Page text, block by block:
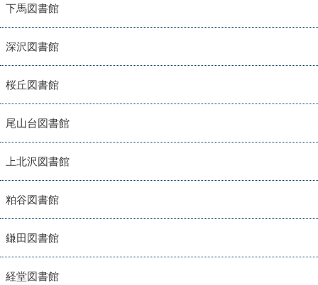
下馬図書館
深沢図書館
桜丘図書館
尾山台図書館
上北沢図書館
粕谷図書館
鎌田図書館
経堂図書館